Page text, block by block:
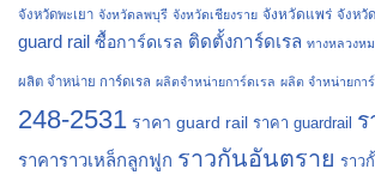
จังหวัดพะเยา จังหวัดลพบุรี จังหวัดเชียงราย จังหวัดแพร่ จังหวั
guard rail ซื้อการ์ดเรล ติดตั้งการ์ดเรล ทางหลวงห
ผลิต จำหน่าย การ์ดเรล ผลิตจำหน่ายการ์ดเรล ผลิต จำหน่ายกา
248-2531 ราคา guard rail ราคา guardrail
ราคาราวเหล็กลูกฟูก ราวกันอันตราย ราว